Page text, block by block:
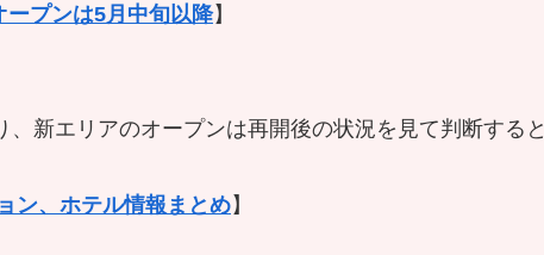
プンは5月中旬以降】
新エリアのオープンは再開後の状況を見て判断すると
ン、ホテル情報まとめ】